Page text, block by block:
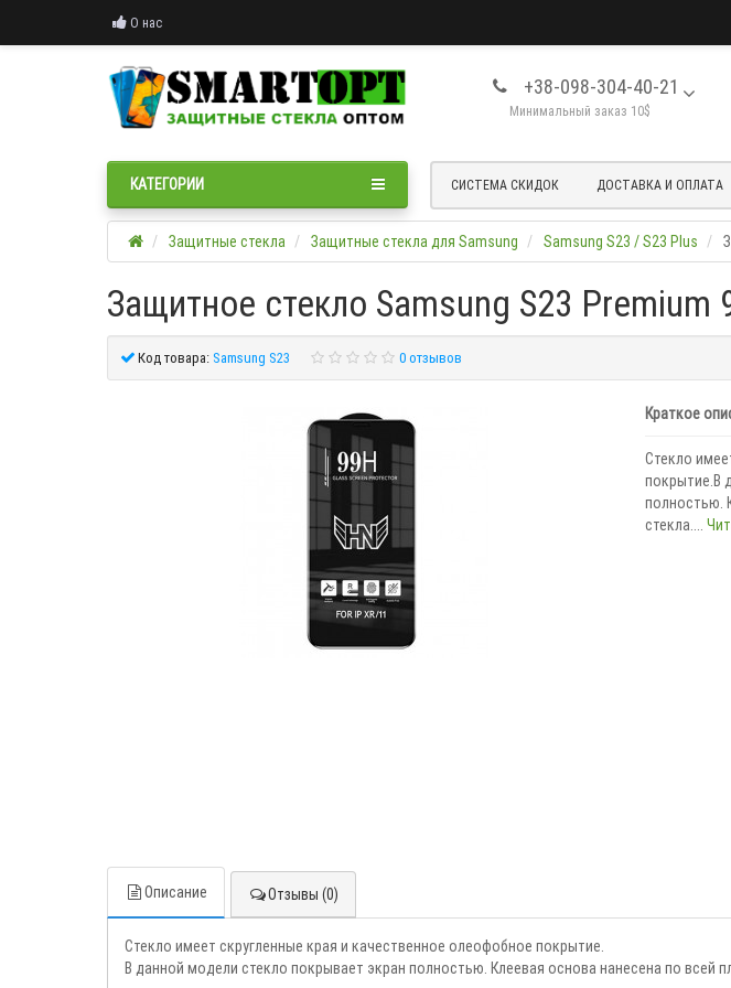
О нас
+38-098-304-40-21
Минимальный заказ 10$
СИСТЕМА СКИДОК ДОСТАВКА И ОПЛАТА
КАТЕГОРИИ
Защитные стекла Защитные стекла для Samsung Samsung S23 / S23 Plus
Защитное стекло Samsung S23
Код товара:Samsung S23 0 отзывов
Краткое
Стекло
покрытие.В
полностью.
стекла....
Описание Отзывы (0)
Стекло имеет скругленные края и качественное олеофобное покрытие.
В данной модели стекло покрывает экран полностью. Клеевая основа нанесена по всей